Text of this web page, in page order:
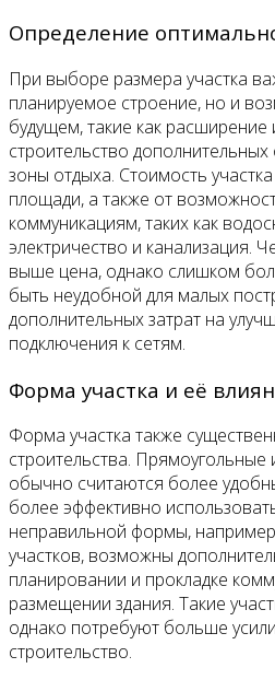
Определение
При выборе размера участка
планируемое строение, но и
будущем, такие как расширение
строительство
зоны отдыха. Стоимость
площади, а также от
коммуникациям, таких как
электричество и канализация.
выше цена, однако слишком
быть неудобной для малых
дополнительных затрат на
подключения к сетям.
Форма участка и её
Форма участка также
строительства. Прямоугольные
обычно считаются более
более эффективно
неправильной формы,
участков, возможны
планировании и прокладке
размещении здания. Такие
однако потребуют больше
строительство.